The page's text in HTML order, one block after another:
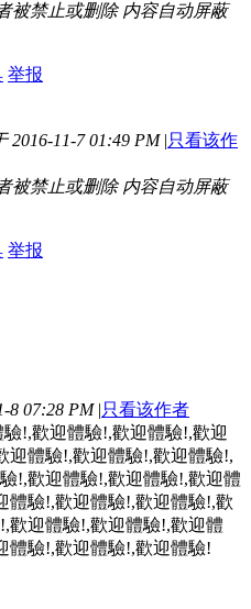
被禁止或删除 内容自动屏蔽
举报
2016-11-7 01:49 PM |只看该作
被禁止或删除 内容自动屏蔽
举报
8 07:28 PM |只看该作者
!,歡迎體驗!,歡迎體驗!,歡迎
迎體驗!,歡迎體驗!,歡迎體驗!,
!,歡迎體驗!,歡迎體驗!,歡迎體
體驗!,歡迎體驗!,歡迎體驗!,歡
歡迎體驗!,歡迎體驗!,歡迎體
體驗!,歡迎體驗!,歡迎體驗!